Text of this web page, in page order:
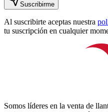
Suscribirme
Al suscribirte aceptas nuestra
tu suscripción en cualquier
Somos líderes en la venta de